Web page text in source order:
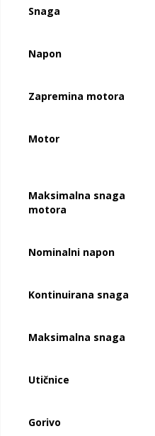
Snaga
Napon
Zapremina motora
Motor
Maksimalna snaga
motora
Nominalni napon
Kontinuirana snaga
Maksimalna snaga
Utičnice
Gorivo